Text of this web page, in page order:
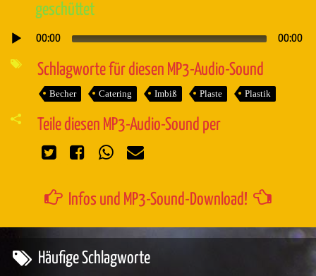
geschüttet
Audio-
00:00 00:00
Schlagworte für diesen MP3-Audio-Sound
Becher Catering Imbiß Plaste Plastik
Teile diesen MP3-Audio-Sound per
Infos und MP3-Sound-Download!
Häufige Schlagworte